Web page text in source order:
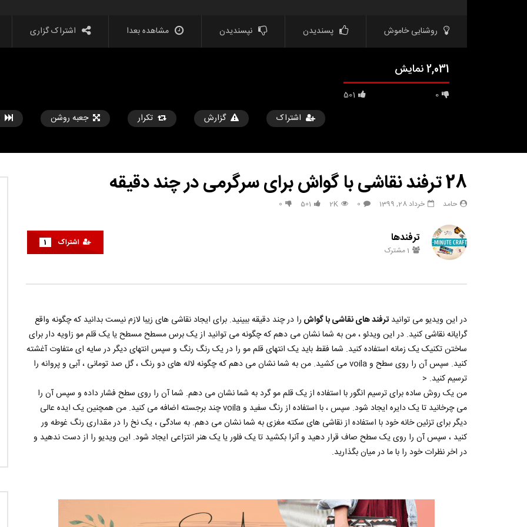
روشنایی خاموش پسندیدن نپسندیدن مشاهده بعدا اشتراک گزاری
2,031 نمایش
501
0
اشتراک
گزارش تکرار جعبه روشن
مشاهده بعدا
33 هک درخشان برای زیبایی طبیعی
حامد
تیر 31, 1403
0
هک ها و ابزارهای جدید زندگی که هر دختری
28 ترفند نقاشی با گواش برای سرگرمی در چند دقیقه
حامد خرداد 28, 1399 0
2K
501
0
ترفندها
1 مشترک
اشتراک 1
در این ویدیو می توانید ترفند های نقاشی با گواش را در چند دقیقه ببینید. برای ایجاد نقاشی های زیبا لازم نیست بدانید که چگونه واقع
گرایانه نقاشی کنید. در این ویدئو ، من به شما نشان می دهم که چگونه می توانید از یک برس مسطح مسطح یا یک قلم مو زاویه دار برای
ساختن تکنیک یک زمانه استفاده کنید. شما فقط باید یک انتهای قلم مو را در یک رنگ رنگ و سپس انتهای دیگر در سایه ای متفاوت آغشته
کنید. سپس آن را روی سطح و voila می کشید. من به شما نشان می دهم که چگونه لاله های دو رنگ ، گل صد تومانی ، آبی و پروانه را
ترسیم کنید. <
من یک روش ساده برای ترسیم انگور با استفاده از یک قلم مو گرد به شما نشان می دهم. شما آن را روی سطح فشار داده و سپس آن را
می چرخانید تا یک دایره ایجاد شود. سپس ، با استفاده از رنگ سفید و voila چند برجسته اضافه می کنید. من همچنین یک ایده عالی
دیگر برای تزئین خانه خود با استفاده از نقاشی های سکته مغزی به شما نشان می دهم. به سادگی ، یک نخ را در مقداری رنگ غوطه ور
کنید ، سپس آن را روی یک سطح صاف قرار دهید و آنرا بکشید تا یک فلور یا یک هنر انتزاعی ایجاد شود. این ویدیو را از دست ندهید و
در اخر نظرات خود را با ما در میان بگذارید.